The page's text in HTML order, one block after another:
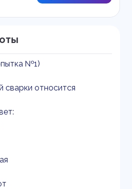
№1)
сварки относится